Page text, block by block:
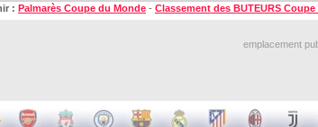
: Palmarès Coupe du Monde - Classement des BUTEURS
emplacement